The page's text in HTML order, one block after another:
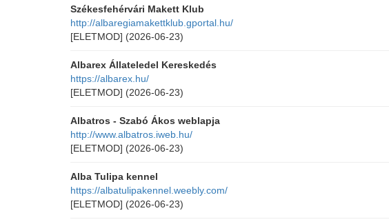
Székesfehérvári Makett Klub
http://albaregiamakettklub.gportal.hu/
[ELETMOD] (2026-06-23)
Albarex Állateledel Kereskedés
https://albarex.hu/
[ELETMOD] (2026-06-23)
Albatros - Szabó Ákos weblapja
http://www.albatros.iweb.hu/
[ELETMOD] (2026-06-23)
Alba Tulipa kennel
https://albatulipakennel.weebly.com/
[ELETMOD] (2026-06-23)